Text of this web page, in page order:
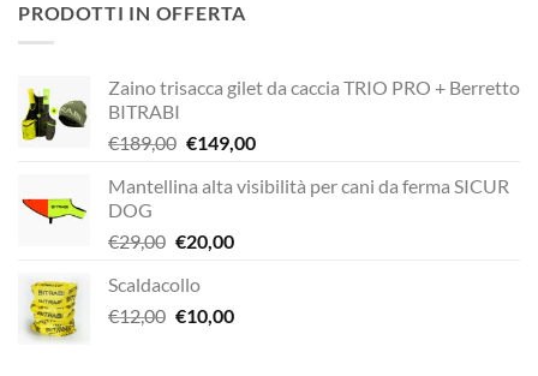
era:
PRODOTTI IN OFFERTA
Zaino trisacca gilet da caccia TRIO PRO + Berretto
BITRABI
€189,00 Il
originale
€189,00.
€149,00Il
attuale
Mantellina alta visibilità per cani da ferma SICUR
DOG
€29,00 Il
originale
era:
€20,00Il
è:
Scaldacollo
€12,00 Il
€10,00Il